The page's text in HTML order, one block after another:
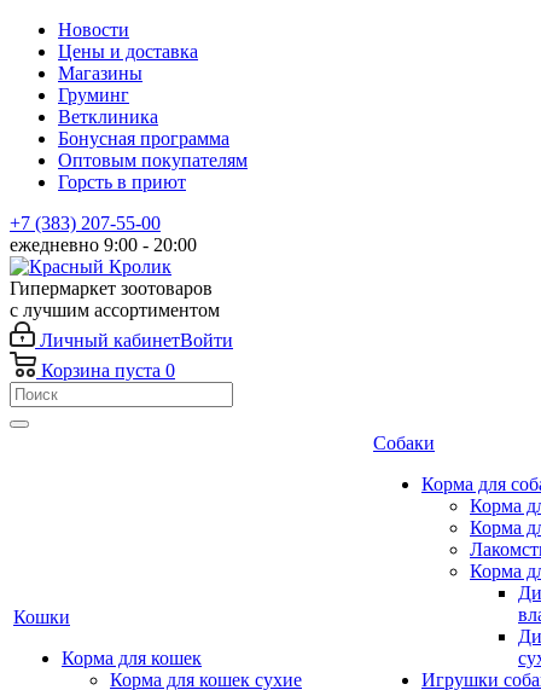
Новости
Цены и доставка
Магазины
Груминг
Ветклиника
Бонусная программа
Оптовым покупателям
Горсть в приют
+7 (383) 207-55-00
ежедневно 9:00 - 20:00
Гипермаркет зоотоваров
с лучшим ассортиментом
Личный кабинетВойти
Корзина пуста 0
Кошки
Корма для кошек
Корма для кошек сухие
Собаки
Корма для
Корма
Корма
Корма
Игрушки